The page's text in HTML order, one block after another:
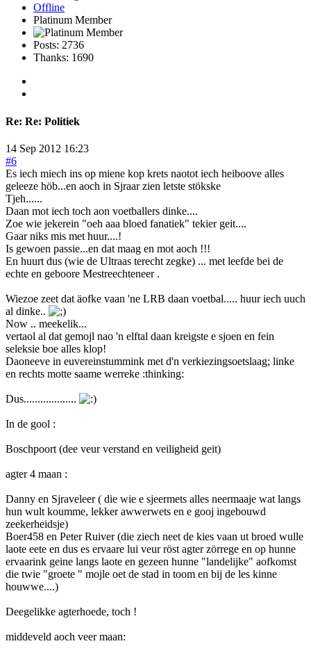
Offline
Platinum Member
Posts: 2736
Thanks: 1690
Re: Re: Politiek
14 Sep 2012 16:23
#6
Es iech miech ins op miene kop krets naotot iech heiboove alles
geleeze höb...en aoch in Sjraar zien letste stökske
Tjeh......
Daan mot iech toch aon voetballers dinke....
Zoe wie jekerein "oeh aaa bloed fanatiek" tekier geit....
Gaar niks mis met huur....!
Is gewoen passie...en dat maag en mot aoch !!!
En huurt dus (wie de Ultraas terecht zegke) ... met leefde bei de
echte en geboore Mestreechteneer .
Wiezoe zeet dat äofke vaan 'ne LRB daan voetbal..... huur iech uuch
al dinke..
Now .. meekelik...
vertaol al dat gemojl nao 'n elftal daan kreigste e sjoen en fein
seleksie boe alles klop!
Daoneeve in euvereinstummink met d'n verkiezingsoetslaag; linke
en rechts motte saame werreke :thinking:
Dus...................
In de gool :
Boschpoort (dee veur verstand en veiligheid geit)
agter 4 maan :
Danny en Sjraveleer ( die wie e sjeermets alles neermaaje wat langs
hun wult koumme, lekker awwerwets en e gooj ingebouwd
zeekerheidsje)
Boer458 en Peter Ruiver (die ziech neet de kies vaan ut broed wulle
laote eete en dus es ervaare lui veur röst agter zörrege en op hunne
ervaarink geine langs laote en gezeen hunne "landelijke" aofkomst
die twie "groete " mojle oet de stad in toom en bij de les kinne
houwwe....)
Deegelikke agterhoede, toch !
middeveld aoch veer maan: